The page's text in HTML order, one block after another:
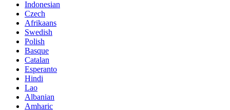
Indonesian
Czech
Afrikaans
Swedish
Polish
Basque
Catalan
Esperanto
Hindi
Lao
Albanian
Amharic